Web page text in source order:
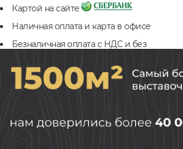
Картой на сайте
Наличная оплата и карта в офисе
Безналичная оплата с НДС и без